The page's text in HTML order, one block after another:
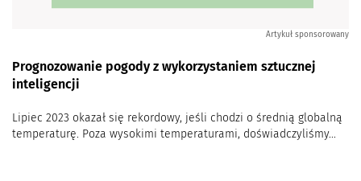
Artykuł sponsorowany
Prognozowanie pogody z wykorzystaniem sztucznej
inteligencji
Lipiec 2023 okazał się rekordowy, jeśli chodzi o średnią globalną
temperaturę. Poza wysokimi temperaturami, doświadczyliśmy...